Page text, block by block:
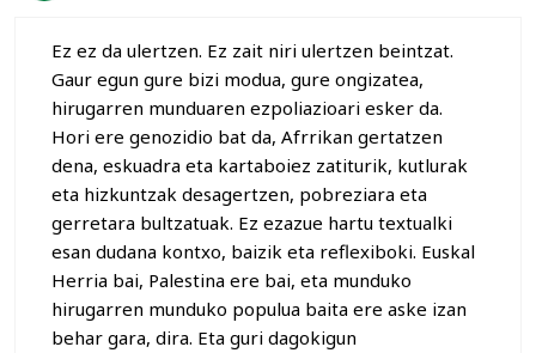
Ez ez da ulertzen. Ez zait niri ulertzen beintzat.
Gaur egun gure bizi modua, gure ongizatea,
hirugarren munduaren ezpoliazioari esker da.
Hori ere genozidio bat da, Afrrikan gertatzen
dena, eskuadra eta kartaboiez zatiturik, kutlurak
eta hizkuntzak desagertzen, pobreziara eta
gerretara bultzatuak. Ez ezazue hartu textualki
esan dudana kontxo, baizik eta reflexiboki. Euskal
Herria bai, Palestina ere bai, eta munduko
hirugarren munduko populua baita ere aske izan
behar gara, dira. Eta guri dagokigun